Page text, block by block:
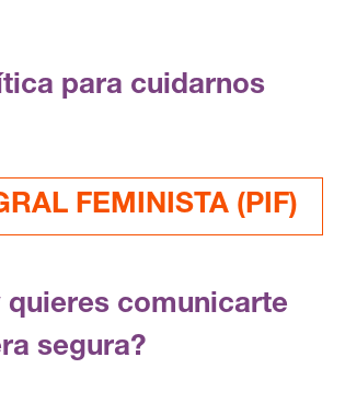
para cuidarnos
FEMINISTA (PIF)
quieres comunicarte
segura?